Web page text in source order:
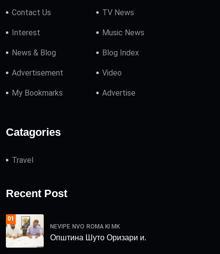
Contact Us TV News
Interest Music News
News & Blog Blog Index
Advertisement Video
My Bookmarks Advertise
Catagories
Travel
Recent Post
01
NEVIPE NVO ROMA KI MK
Општина Шуто Оризари и.